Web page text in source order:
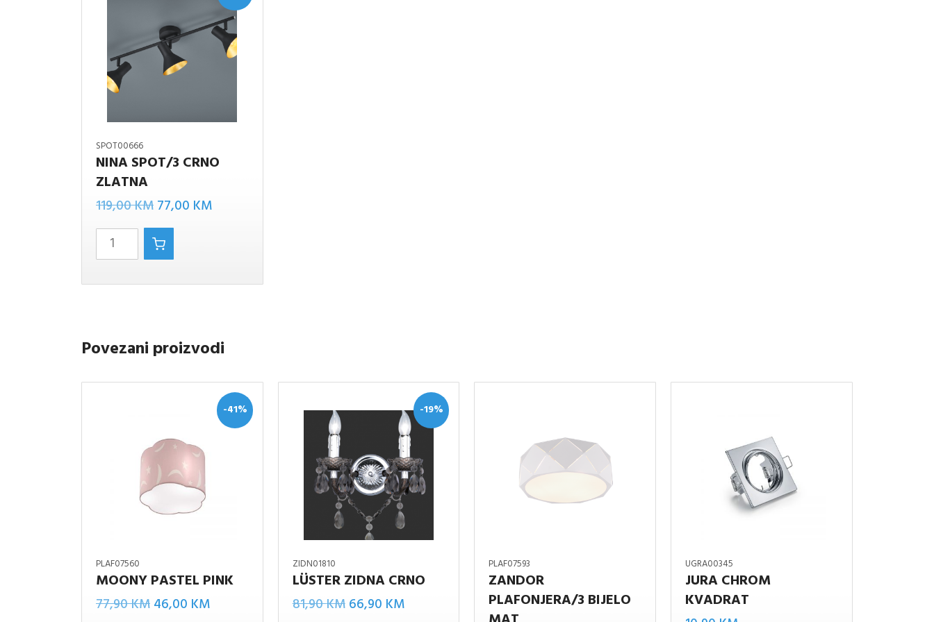
SPOT00666
NINA SPOT/3 CRNO
ZLATNA
119,00KM Izvorna
cijena
bila
119,00 KM.
77,00 KMTrenutna
NINA
SPOT/3
CRNO
Povezani proizvodi
-41%
PLAF07560
MOONY PASTEL PINK
77,90KM Izvorna
46,00 KMTrenutna
-19%
ZIDN01810
LÜSTER ZIDNA CRNO
81,90KM Izvorna
66,90 KMTrenutna
zidna
PLAF07593
ZANDOR
PLAFONJERA/3 BIJELO
UGRA00345
JURA CHROM
KVADRAT